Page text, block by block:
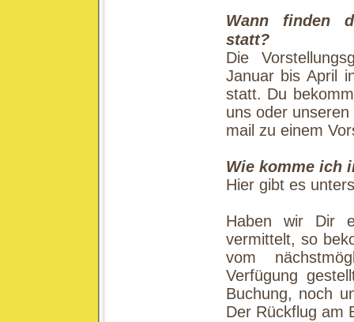
Wann finden
statt?
Die
Januar bis April
statt. Du
uns oder
mail zu einem
Wie komme ich
Hier gibt es
Haben wir Dir
vermittelt, so
vom
Verfügung
Buchung, noch
Der Rückflug am